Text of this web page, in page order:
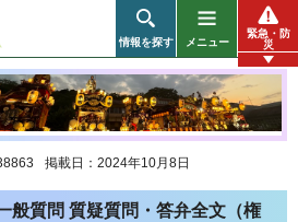
情報を探す メニュー
緊急・防
災
掲載日：2024年10月8日
般質問 質疑質問・答弁全文（権